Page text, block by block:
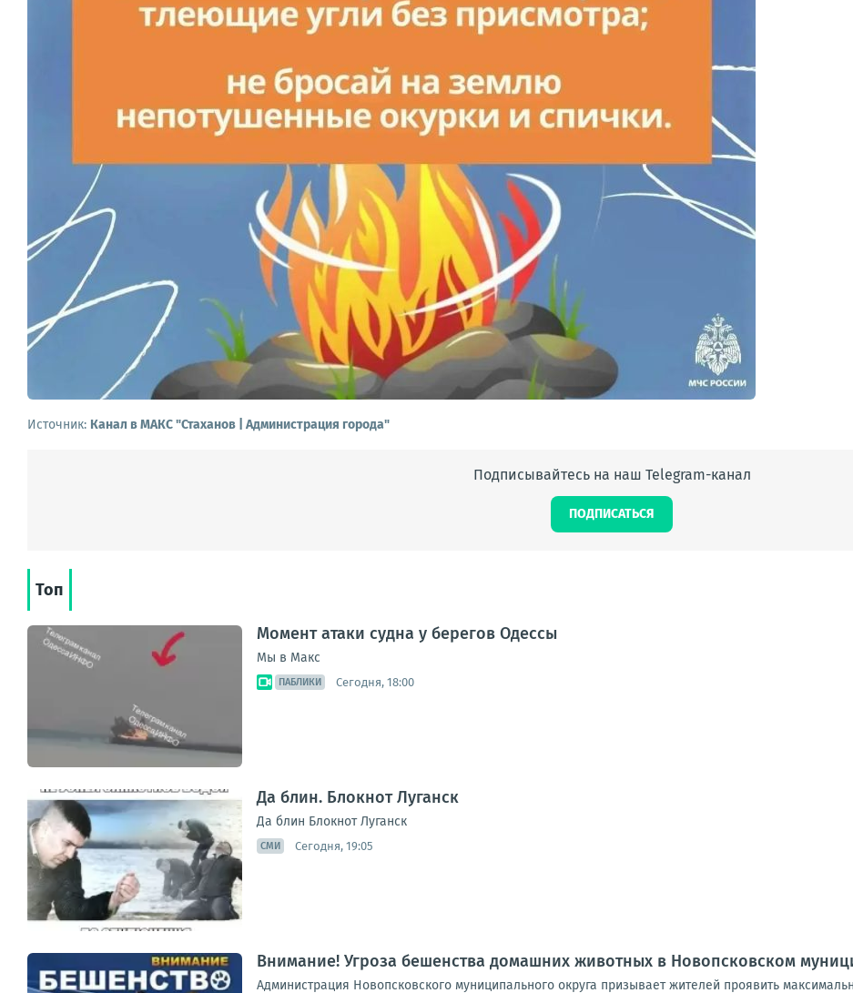
Источник: Канал в МАКС "Стаханов | Администрация города"
Подписывайтесь на наш Telegram-канал
ПОДПИСАТЬСЯ
Топ
Момент атаки судна у берегов Одессы
Мы в Макс
ПАБЛИКИ Сегодня, 18:00
Да блин. Блокнот Луганск
Да блин Блокнот Луганск
СМИ Сегодня, 19:05
Внимание! Угроза бешенства домашних животных в Новопсковском
Администрация Новопсковского муниципального округа призывает жителей проявить